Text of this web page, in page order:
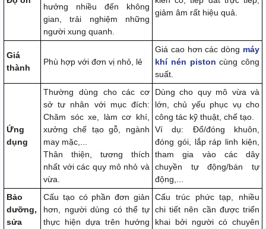
hưởng nhiều đến không
gian, trải nghiệm những
người xung quanh.
giảm âm rất hiệu quả.
Giá
thành
Phù hợp với đơn vị nhỏ, lẻ
Giá cao hơn các dòng máy
khí nén piston cùng công
suất.
Ứng
dụng
Thường dùng cho các cơ
sở tư nhân với mục đích:
Chăm sóc xe, làm cơ khí,
xưởng chế tạo gỗ, ngành
may mặc,...
Thân thiện, tương thích
nhất với các quy mô nhỏ và
vừa.
Dùng cho quy mô vừa và
lớn, chủ yếu phục vụ cho
công tác kỹ thuật, chế tạo.
Ví dụ: Đổ/đóng khuôn,
đóng gói, lắp ráp linh kiện,
tham gia vào các dây
chuyền tự động/bán tự
động,...
Bảo
dưỡng,
sửa
Cấu tạo có phần đơn giản
hơn, người dùng có thể tự
thực hiện dựa trên hướng
Cấu trúc phức tạp, nhiều
chi tiết nên cần được triển
khai bởi người có chuyên